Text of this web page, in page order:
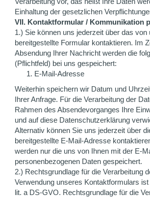
Einhaltung der gesetzlichen
VII. Kontaktformular / Kommunikation
1.) Sie können uns jederzeit über das von
bereitgestellte Formular kontaktieren. Im
Absendung Ihrer Nachricht werden die
(Pflichtfeld) bei uns gespeichert:
E-Mail-Adresse
Weiterhin speichern wir Datum und
Ihrer Anfrage. Für die Verarbeitung der
Rahmen des Absendevorganges Ihre
und auf diese Datenschutzerklärung
Alternativ können Sie uns jederzeit über
bereitgestellte E-Mail-Adresse
werden nur die uns von Ihnen mit der E-
personenbezogenen Daten gespeichert.
2.) Rechtsgrundlage für die Verarbeitung
Verwendung unseres Kontaktformulars ist
lit. a DS-GVO. Rechtsgrundlage für die